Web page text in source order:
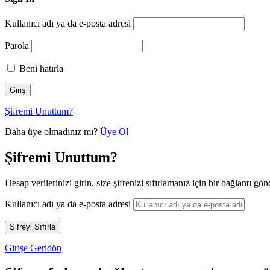
Kullanıcı adı ya da e-posta adresi
Parola
Beni hatırla
Şifremi Unuttum?
Daha üye olmadınız mı? Üye Ol
Şifremi Unuttum?
Hesap verilerinizi girin, size şifrenizi sıfırlamanız için bir bağlantı
Kullanıcı adı ya da e-posta adresi
Girişe Geridön